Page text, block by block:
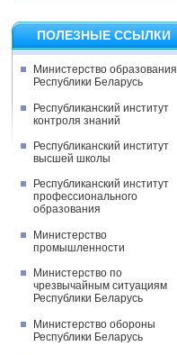
ПОЛЕЗНЫЕ ССЫЛКИ
Министерство образования
Республики Беларусь
Республиканский институт
контроля знаний
Республиканский институт
высшей школы
Республиканский институт
профессионального
образования
Министерство
промышленности
Министерство по
чрезвычайным ситуациям
Республики Беларусь
Министерство обороны
Республики Беларусь